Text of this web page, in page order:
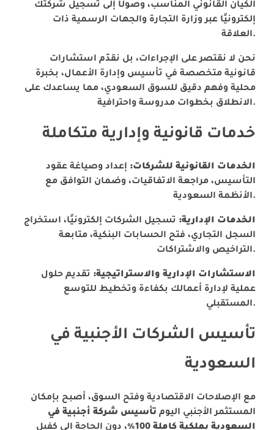
الكيان القانوني المناسب، وصولًا إلى تسجيل شركتك
إلكترونيًا عبر وزارة التجارة والجهات الرسمية ذات
العلاقة.
نحن لا نقتصر على الإجراءات، بل نقدّم استشارات
قانونية متخصصة في تأسيس وإدارة الأعمال، بخبرة
محلية وفهم دقيق للسوق السعودي، مما يساعدك على
الانطلاق بخطوات مدروسة واحترافية.
خدمات قانونية وإدارية متكاملة
الخدمات القانونية للشركات: إعداد وصياغة عقود
التأسيس، مراجعة الاتفاقيات، وضمان التوافق مع
الأنظمة السعودية.
الخدمات الإدارية: تسجيل الشركات إلكترونيًا، استخراج
السجل التجاري، فتح الحسابات البنكية، متابعة
التراخيص والاشتراكات.
الاستشارات الإدارية والاستراتيجية: تقديم حلول
عملية لإدارة أعمالك بكفاءة وتخطيط للتوسع
المستقبلي.
تأسيس الشركات الأجنبية في
السعودية
مع الإصلاحات الاقتصادية وفتح السوق، أصبح بإمكان
المستثمر الأجنبي اليوم تأسيس شركة أجنبية في
السعودية بملكية كاملة 100%
، دون الحاجة إلى كفيل